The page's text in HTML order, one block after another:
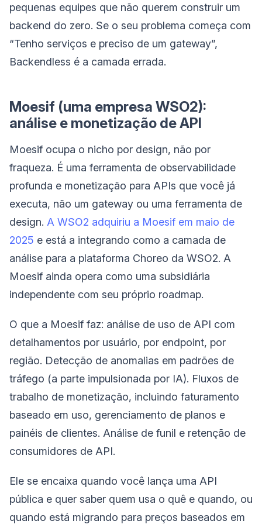
pequenas equipes que não querem construir um
backend do zero. Se o seu problema começa com
“Tenho serviços e preciso de um gateway”,
Backendless é a camada errada.
Moesif (uma empresa WSO2):
análise e monetização de API
Moesif ocupa o nicho por design, não por
fraqueza. É uma ferramenta de observabilidade
profunda e monetização para APIs que você já
executa, não um gateway ou uma ferramenta de
design. A WSO2 adquiriu a Moesif em maio de
2025 e está a integrando como a camada de
análise para a plataforma Choreo da WSO2. A
Moesif ainda opera como uma subsidiária
independente com seu próprio roadmap.
O que a Moesif faz: análise de uso de API com
detalhamentos por usuário, por endpoint, por
região. Detecção de anomalias em padrões de
tráfego (a parte impulsionada por IA). Fluxos de
trabalho de monetização, incluindo faturamento
baseado em uso, gerenciamento de planos e
painéis de clientes. Análise de funil e retenção de
consumidores de API.
Ele se encaixa quando você lança uma API
pública e quer saber quem usa o quê e quando, ou
quando está migrando para preços baseados em